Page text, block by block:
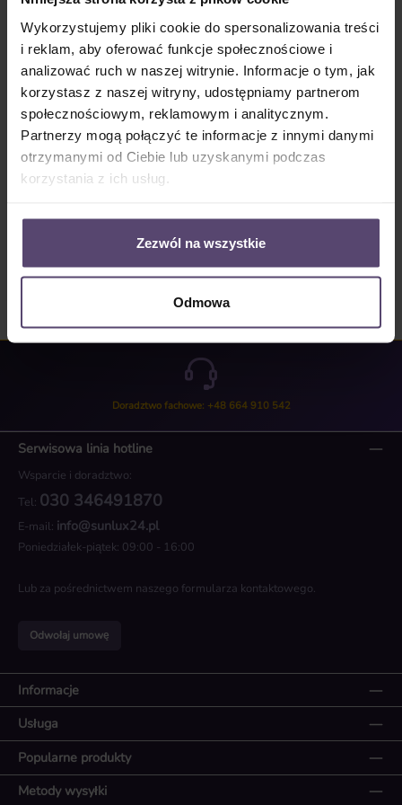
Wykorzystujemy pliki cookie do spersonalizowania treści
i reklam, aby oferować funkcje społecznościowe i
analizować ruch w naszej witrynie. Informacje o tym, jak
korzystasz z naszej witryny, udostępniamy partnerom
społecznościowym, reklamowym i analitycznym.
Partnerzy mogą połączyć te informacje z innymi danymi
otrzymanymi od Ciebie lub uzyskanymi podczas
korzystania z ich usług.
Zezwól na wszystkie
Odmowa
Ilość produktu: Wprowadź żądaną ilość lub użyj przycisków, aby zwiększyć lub
Do koszyka
Numer produktu:MU_JP_4029_PG0
Opis
Doradztwo fachowe: +48 664 910 542
Serwisowa linia hotline
Wsparcie i doradztwo:
Tel: 030 346491870
E-mail: info@sunlux24.pl
Poniedziałek-piątek: 09:00 - 16:00
Lub za pośrednictwem naszego formularza kontaktowego.
Odwołaj umowę
Informacje
Usługa
Popularne produkty
Metody wysyłki